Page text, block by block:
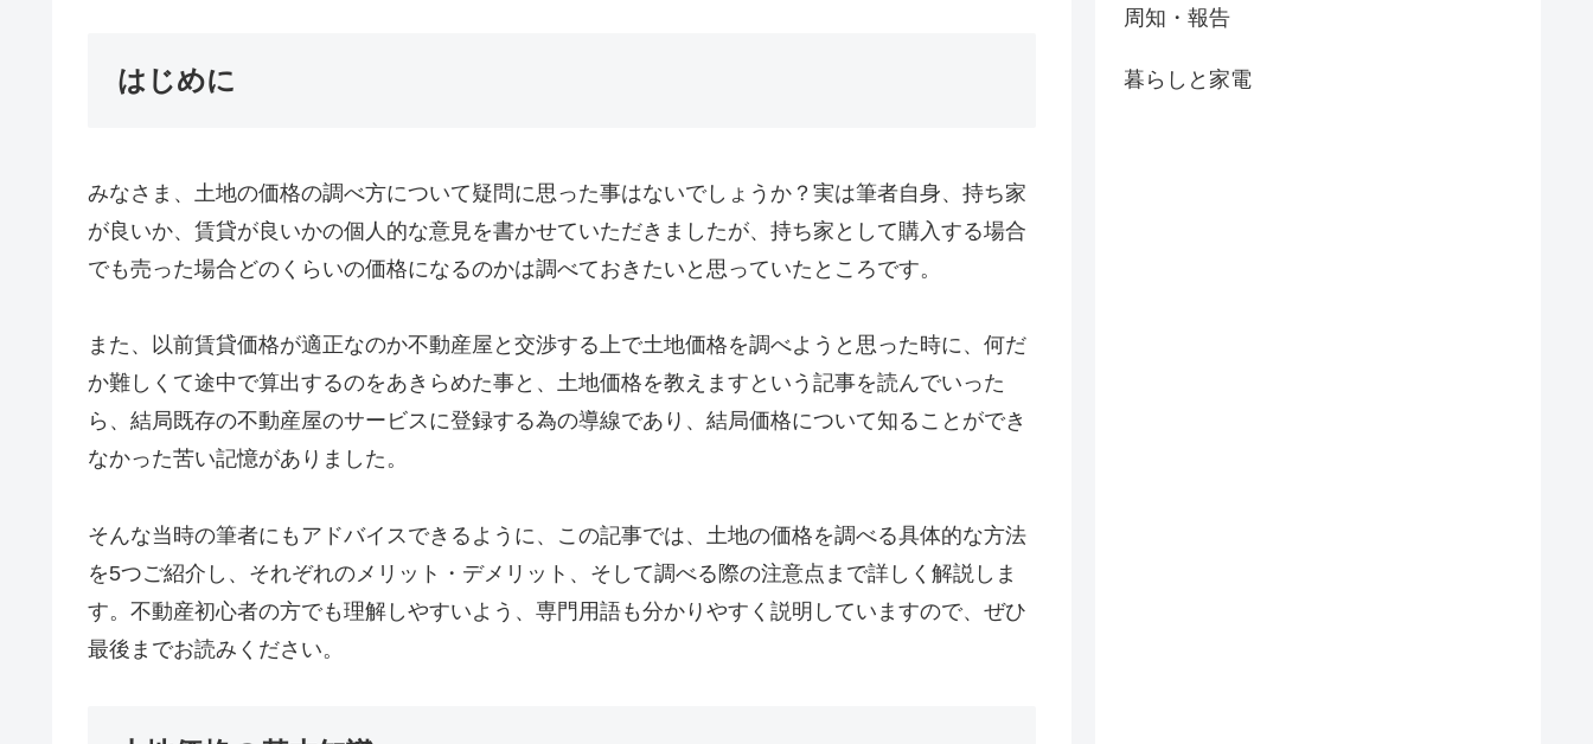
はじめに
みなさま、土地の価格の調べ方について疑問に思った事はないでしょうか？実は筆者自身、持ち家
が良いか、賃貸が良いかの個人的な意見を書かせていただきましたが、持ち家として購入する場合
でも売った場合どのくらいの価格になるのかは調べておきたいと思っていたところです。
また、以前賃貸価格が適正なのか不動産屋と交渉する上で土地価格を調べようと思った時に、何だ
か難しくて途中で算出するのをあきらめた事と、土地価格を教えますという記事を読んでいった
ら、結局既存の不動産屋のサービスに登録する為の導線であり、結局価格について知ることができ
なかった苦い記憶がありました。
そんな当時の筆者にもアドバイスできるように、この記事では、土地の価格を調べる具体的な方法
を5つご紹介し、それぞれのメリット・デメリット、そして調べる際の注意点まで詳しく解説しま
す。不動産初心者の方でも理解しやすいよう、専門用語も分かりやすく説明していますので、ぜひ
最後までお読みください。
周知・報告
暮らしと家電